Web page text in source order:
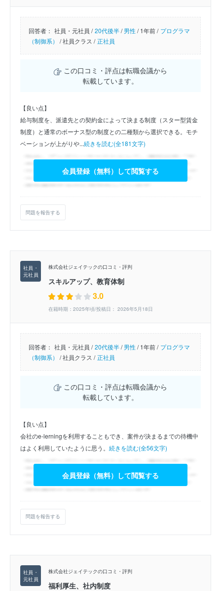
回答者： 社員・元社員 / 20代後半/男性/1年前 / プログラマ
（制御系） /社員クラス / 正社員
この口コミ・評点は転職会議から
転載しています。
【良い点】
給与制度を、派遣先との契約金によって決まる制度（スター型賃金
制度）と通常のボーナス型の制度との二種類から選択できる。モチ
ベーションが上がりや...続きを読む(全181文字)
会員登録（無料）して閲覧する
問題を報告する
株式会社ジェイテックの口コミ・評判
スキルアップ、教育体制
3.0
在籍時期：2025年頃/投稿日： 2026年5月18日
回答者： 社員・元社員 / 20代後半/男性/1年前 / プログラマ
（制御系） /社員クラス / 正社員
この口コミ・評点は転職会議から
転載しています。
【良い点】
会社のe-lerningを利用することもでき、案件が決まるまでの待機中
はよく利用していたように思う。 続きを読む(全56文字)
会員登録（無料）して閲覧する
問題を報告する
株式会社ジェイテックの口コミ・評判
福利厚生、社内制度